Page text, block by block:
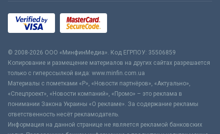
© 2008-2026 ООО «МинфинМедиа». Код ЕГРПОУ: 35506859
Копирование и размещение материалов на других сайтах разрешается
только с гиперссылкой вида: www.minfin.com.ua
Материалы с пометками «Р», «Новости партнёров», «Актуально»,
«Спецпроект», «Новости компаний», «Промо» – это реклама в
понимании Закона Украины «О рекламе». За содержание рекламы
ответственность несёт рекламодатель.
Информация на данной странице не является рекламой банковских